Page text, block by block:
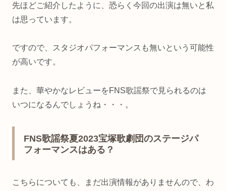
先ほどご紹介したように、恐らく今回の出演は無いと私
は思っています。
ですので、スタジオパフォーマンスも無いという可能性
が高いです。
また、華やかなレビューをFNS歌謡祭で見られるのは
いつになるんでしょうね・・・。
FNS歌謡祭夏2023宝塚歌劇団のステージパ
フォーマンスはある？
こちらについても、まだ出演情報がありませんので、わ